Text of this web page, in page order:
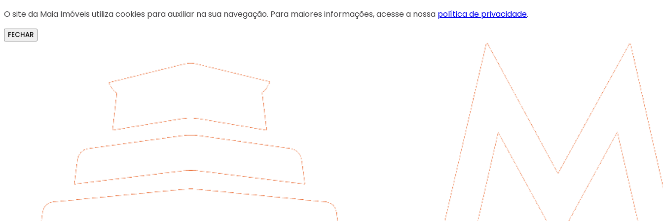
O site da Maia Imóveis utiliza cookies para auxiliar na sua navegação. Para maiores informações, acesse a nossa política de privacidade.
FECHAR